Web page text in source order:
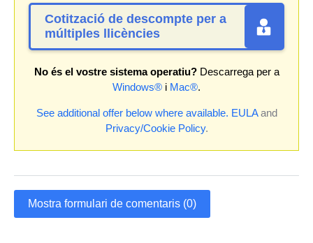
Cotització de descompte per a
múltiples llicències
No és el vostre sistema operatiu?Descarrega per a
Windows® i Mac®.
See additional offer below where available. EULAand
Privacy/Cookie Policy.
Mostra formulari de comentaris (0)